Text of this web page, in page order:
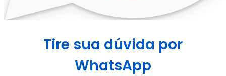
Tire sua dúvida por
WhatsApp